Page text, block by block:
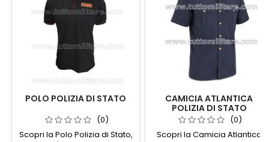
POLO POLIZIA DI STATO
(0)
Scopri la Polo Polizia di Stato,
CAMICIA ATLANTICA
POLIZIA DI STATO
(0)
Scopri la Camicia Atlantica